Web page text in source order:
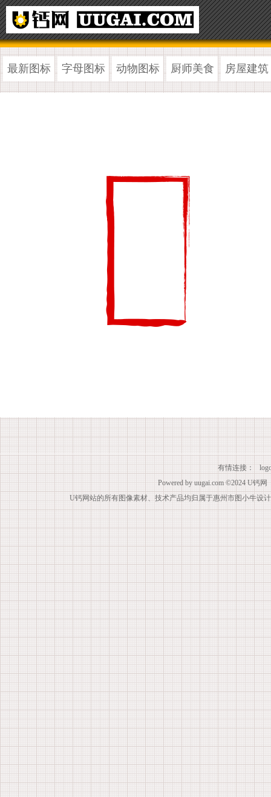
最新图标 字母图标 动物图标 厨师美食 房屋建筑
有情连接：
Powered by uugai.com ©2024 U钙网
U钙网站的所有图像素材、技术产品均归属于惠州市图小牛设